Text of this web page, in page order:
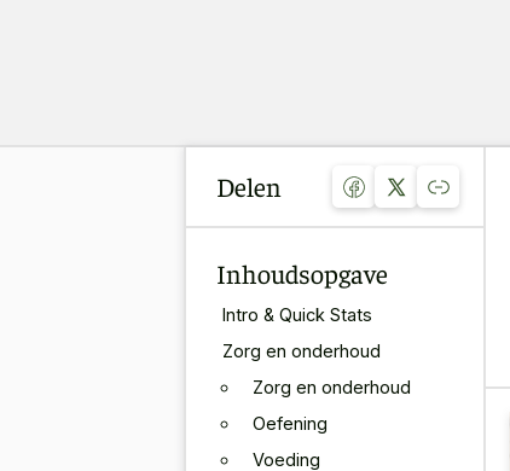
Delen
Inhoudsopgave
Intro & Quick Stats
Zorg en onderhoud
Zorg en onderhoud
Oefening
Voeding